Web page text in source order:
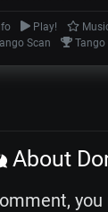
Play!
Scan Tango
About